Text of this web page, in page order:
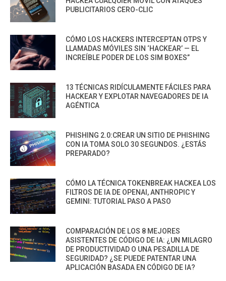
PUBLICITARIOS CERO-CLIC
CÓMO LOS HACKERS INTERCEPTAN OTPS Y
LLAMADAS MÓVILES SIN ‘HACKEAR’ — EL
INCREÍBLE PODER DE LOS SIM BOXES”
13 TÉCNICAS RIDÍCULAMENTE FÁCILES PARA
HACKEAR Y EXPLOTAR NAVEGADORES DE IA
AGÉNTICA
PHISHING 2.0:CREAR UN SITIO DE PHISHING
CON IA TOMA SOLO 30 SEGUNDOS. ¿ESTÁS
PREPARADO?
CÓMO LA TÉCNICA TOKENBREAK HACKEA LOS
FILTROS DE IA DE OPENAI, ANTHROPIC Y
GEMINI: TUTORIAL PASO A PASO
COMPARACIÓN DE LOS 8 MEJORES
ASISTENTES DE CÓDIGO DE IA: ¿UN MILAGRO
DE PRODUCTIVIDAD O UNA PESADILLA DE
SEGURIDAD? ¿SE PUEDE PATENTAR UNA
APLICACIÓN BASADA EN CÓDIGO DE IA?